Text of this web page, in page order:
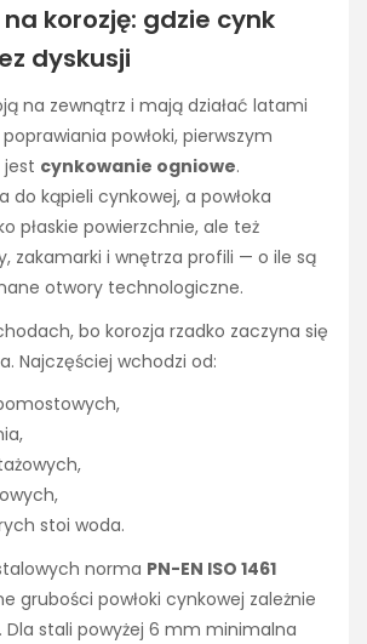
korozję: gdzie cynk
dyskusji
na zewnątrz i mają działać latami
powłoki, pierwszym
jest cynkowanie ogniowe.
do kąpieli cynkowej, a powłoka
płaskie powierzchnie, ale też
zakamarki i wnętrza profili — o ile są
otwory technologiczne.
bo korozja rzadko zaczyna się
Najczęściej wchodzi od:
stoi woda.
norma PN-EN ISO 1461
grubości powłoki cynkowej zależnie
Dla stali powyżej 6 mm minimalna